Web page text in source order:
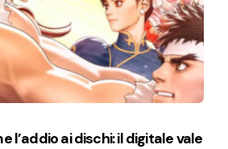
l’addio ai dischi: il digitale vale